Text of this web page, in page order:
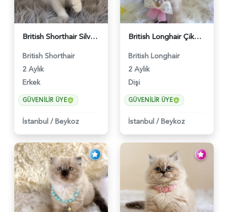
British Shorthair Silver Point Erkek 2 Aylık - 6122
British Shorthair
2 Aylık
Erkek
GÜVENILIR ÜYE
İstanbul / Beykoz
British Longhair Çikolata Nadir Renk Göz Kamaştırıcı - 6117
British Longhair
2 Aylık
Dişi
GÜVENILIR ÜYE
İstanbul / Beykoz